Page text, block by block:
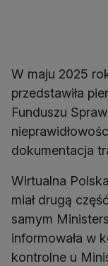
W maju 2025
przedstawiła
Funduszu
dokumentacja
Wirtualna
miał drugą
samym
informowała w
kontrolne u